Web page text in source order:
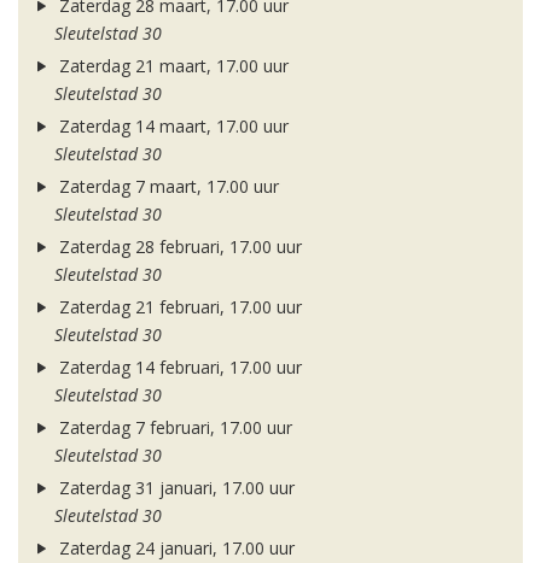
Zaterdag 28 maart, 17.00 uur
Sleutelstad 30
Zaterdag 21 maart, 17.00 uur
Sleutelstad 30
Zaterdag 14 maart, 17.00 uur
Sleutelstad 30
Zaterdag 7 maart, 17.00 uur
Sleutelstad 30
Zaterdag 28 februari, 17.00 uur
Sleutelstad 30
Zaterdag 21 februari, 17.00 uur
Sleutelstad 30
Zaterdag 14 februari, 17.00 uur
Sleutelstad 30
Zaterdag 7 februari, 17.00 uur
Sleutelstad 30
Zaterdag 31 januari, 17.00 uur
Sleutelstad 30
Zaterdag 24 januari, 17.00 uur